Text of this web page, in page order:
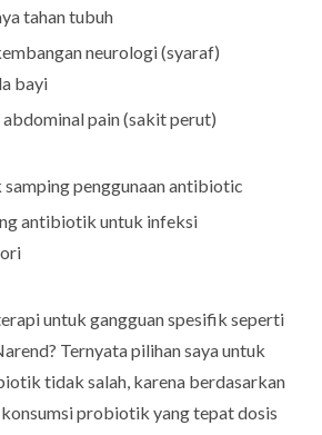
tahan tubuh
neurologi (syaraf)
bayi
pain (sakit perut)
penggunaan antibiotic
antibiotik untuk infeksi
untuk gangguan spesifik seperti
Ternyata pilihan saya untuk
tidak salah, karena berdasarkan
probiotik yang tepat dosis